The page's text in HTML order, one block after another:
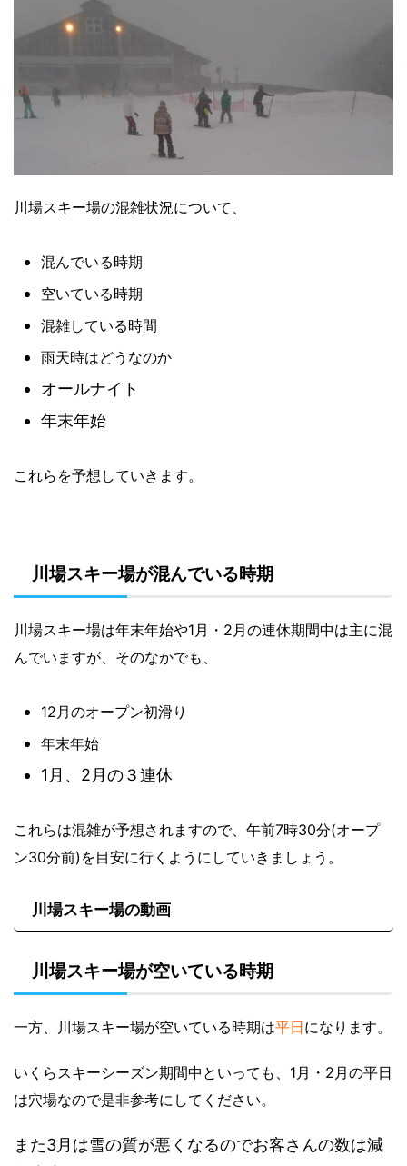
川場スキー場の混雑状況について、
混んでいる時期
空いている時期
混雑している時間
雨天時はどうなのか
オールナイト
年末年始
これらを予想していきます。
川場スキー場が混んでいる時期
川場スキー場は年末年始や1月・2月の連休期間中は主に混
んでいますが、そのなかでも、
12月のオープン初滑り
年末年始
1月、2月の３連休
これらは混雑が予想されますので、午前7時30分(オープ
ン30分前)を目安に行くようにしていきましょう。
川場スキー場の動画
川場スキー場が空いている時期
一方、川場スキー場が空いている時期は平日になります。
いくらスキーシーズン期間中といっても、1月・2月の平日
は穴場なので是非参考にしてください。
また3月は雪の質が悪くなるのでお客さんの数は減